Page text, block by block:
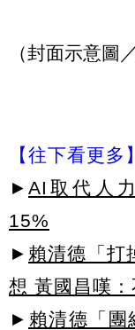
（封面示意圖
【往下看更多】
► AI取代人
15%
► 賴清德「打
想 黃國昌嘆
► 賴清德「團